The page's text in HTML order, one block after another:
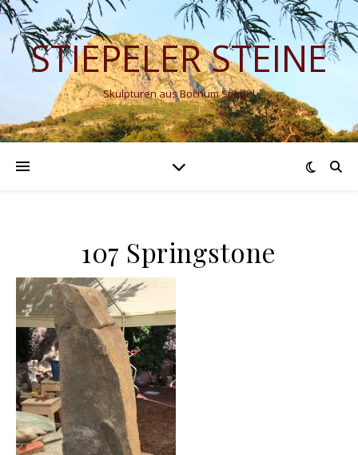
STIEPELER STEINE
Skulpturen aus Bochum Stiepel
107 Springstone